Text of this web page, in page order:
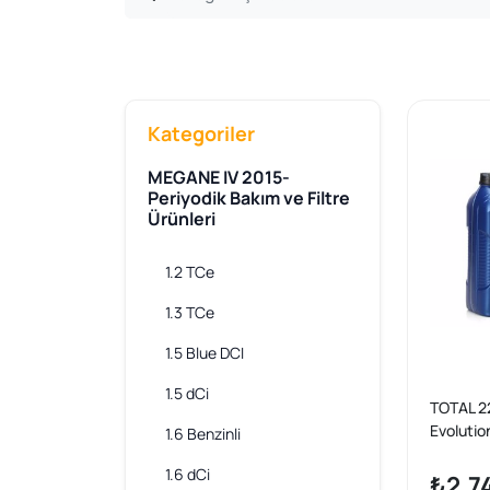
Kategoriler
MEGANE IV 2015-
Periyodik Bakım ve Filtre
Ürünleri
1.2 TCe
1.3 TCe
1.5 Blue DCI
1.5 dCi
1.6 Benzinli
1.6 dCi
TOTAL
0720